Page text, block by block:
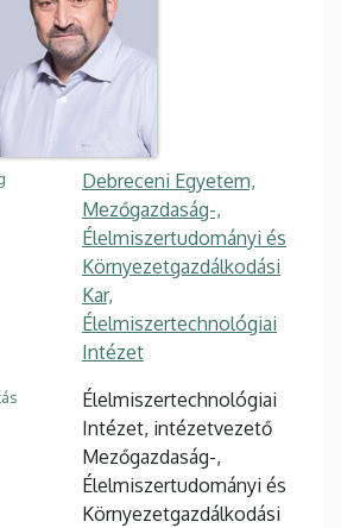
Debreceni Egyetem,
Mezőgazdaság-,
Élelmiszertudományi és
Környezetgazdálkodási
Kar,
Élelmiszertechnológiai
Intézet
Élelmiszertechnológiai
Intézet, intézetvezető
Mezőgazdaság-,
Élelmiszertudományi és
Környezetgazdálkodási